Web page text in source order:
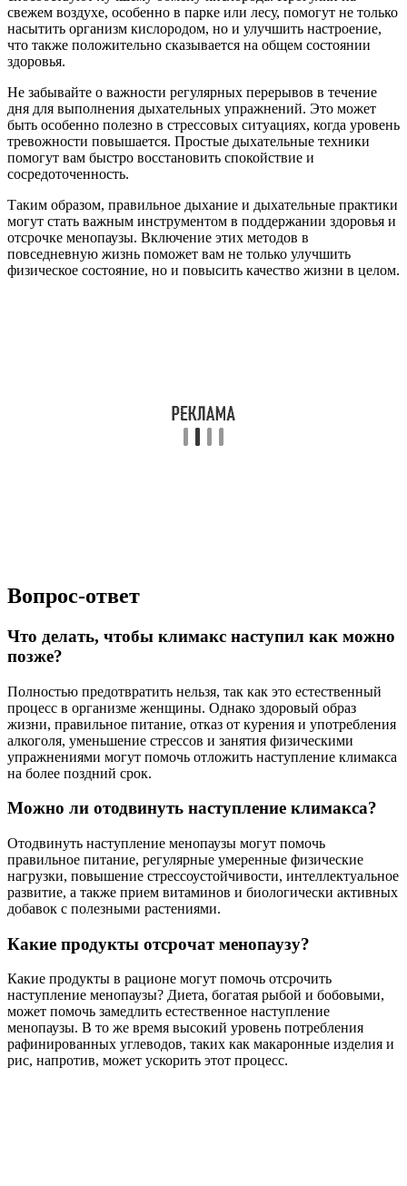
свежем воздухе, особенно в парке или лесу, помогут не только
насытить организм кислородом, но и улучшить настроение,
что также положительно сказывается на общем состоянии
здоровья.
Не забывайте о важности регулярных перерывов в течение
дня для выполнения дыхательных упражнений. Это может
быть особенно полезно в стрессовых ситуациях, когда уровень
тревожности повышается. Простые дыхательные техники
помогут вам быстро восстановить спокойствие и
сосредоточенность.
Таким образом, правильное дыхание и дыхательные практики
могут стать важным инструментом в поддержании здоровья и
отсрочке менопаузы. Включение этих методов в
повседневную жизнь поможет вам не только улучшить
физическое состояние, но и повысить качество жизни в целом.
Вопрос-ответ
Что делать, чтобы климакс наступил как можно
позже?
Полностью предотвратить нельзя, так как это естественный
процесс в организме женщины. Однако здоровый образ
жизни, правильное питание, отказ от курения и употребления
алкоголя, уменьшение стрессов и занятия физическими
упражнениями могут помочь отложить наступление климакса
на более поздний срок.
Можно ли отодвинуть наступление климакса?
Отодвинуть наступление менопаузы могут помочь
правильное питание, регулярные умеренные физические
нагрузки, повышение стрессоустойчивости, интеллектуальное
развитие, а также прием витаминов и биологически активных
добавок с полезными растениями.
Какие продукты отсрочат менопаузу?
Какие продукты в рационе могут помочь отсрочить
наступление менопаузы? Диета, богатая рыбой и бобовыми,
может помочь замедлить естественное наступление
менопаузы. В то же время высокий уровень потребления
рафинированных углеводов, таких как макаронные изделия и
рис, напротив, может ускорить этот процесс.